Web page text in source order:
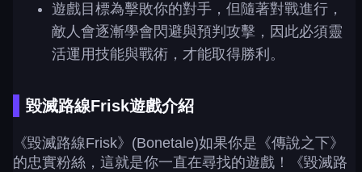
遊戲目標為擊敗你的對手，但隨著對戰進行，
敵人會逐漸學會閃避與預判攻擊，因此必須靈
活運用技能與戰術，才能取得勝利。
毀滅路線Frisk遊戲介紹
《毀滅路線Frisk》(Bonetale)如果你是《傳說之下》
的忠實粉絲，這就是你一直在尋找的遊戲！《毀滅路